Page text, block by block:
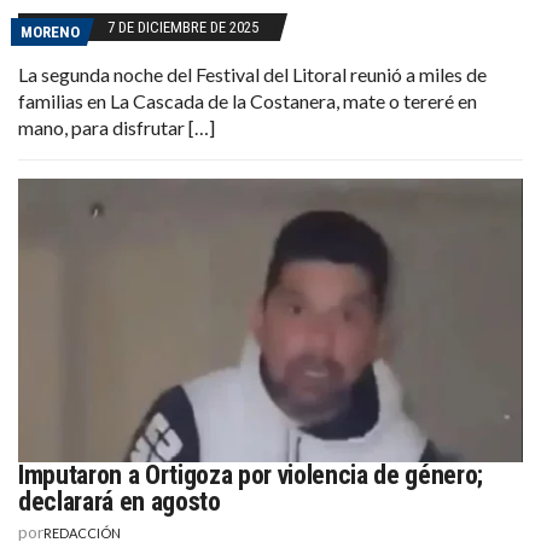
MORENO 7 DE DICIEMBRE DE 2025
La segunda noche del Festival del Litoral reunió a miles de
familias en La Cascada de la Costanera, mate o tereré en
mano, para disfrutar […]
Imputaron a Ortigoza por violencia de género;
declarará en agosto
porREDACCIÓN